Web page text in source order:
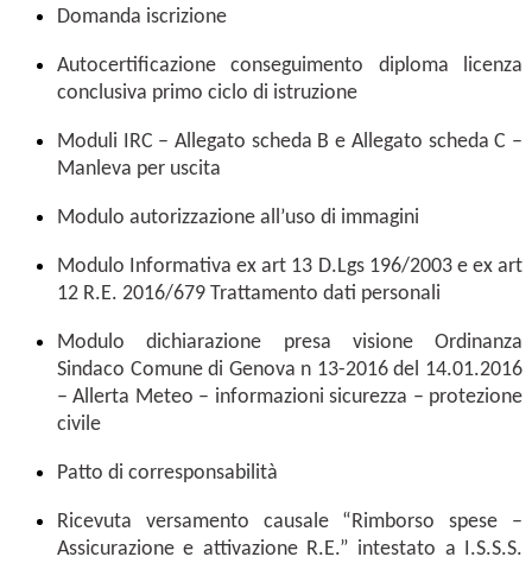
Domanda iscrizione
Autocertificazione conseguimento diploma licenza
conclusiva primo ciclo di istruzione
Moduli IRC – Allegato scheda B e Allegato scheda C –
Manleva per uscita
Modulo autorizzazione all’uso di immagini
Modulo Informativa ex art 13 D.Lgs 196/2003 e ex art
12 R.E. 2016/679 Trattamento dati personali
Modulo dichiarazione presa visione Ordinanza
Sindaco Comune di Genova n 13-2016 del 14.01.2016
– Allerta Meteo – informazioni sicurezza – protezione
civile
Patto di corresponsabilità
Ricevuta versamento causale “Rimborso spese –
Assicurazione e attivazione R.E.” intestato a I.S.S.S.